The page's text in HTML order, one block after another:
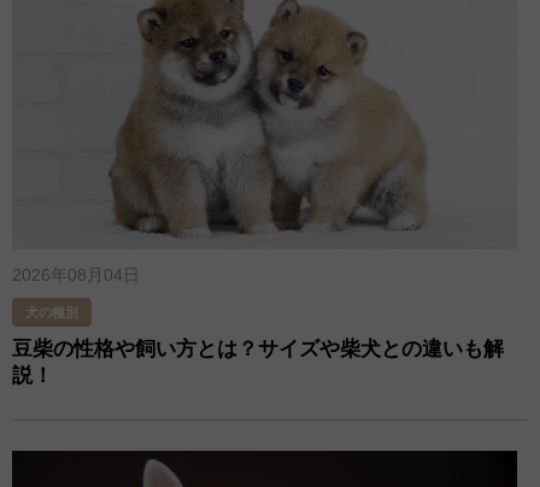
2026年08月04日
犬の種別
豆柴の性格や飼い方とは？サイズや柴犬との違いも解
説！